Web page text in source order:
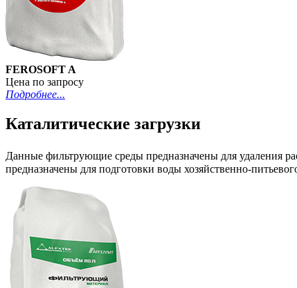
FEROSOFT A
Цена по запросу
Подробнее...
Каталитические загрузки
Данные фильтрующие среды предназначены для удаления
предназначены для подготовки воды хозяйственно-